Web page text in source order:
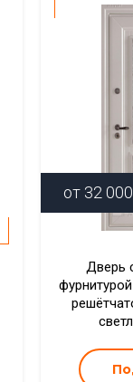
от 32 000
Дверь